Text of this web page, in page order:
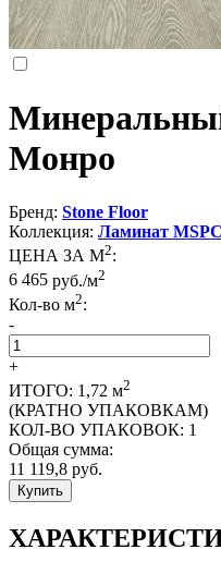
Монро
Бренд: Stone Floor
Коллекция: Ламинат MSPC
ЦЕНА ЗА М2:
6 465 руб./м2
Кол-во м2:
-
+
ИТОГО: 1,72 м2
(КРАТНО УПАКОВКАМ)
КОЛ-ВО УПАКОВОК: 1
Общая сумма:
11 119,8 руб.
Купить